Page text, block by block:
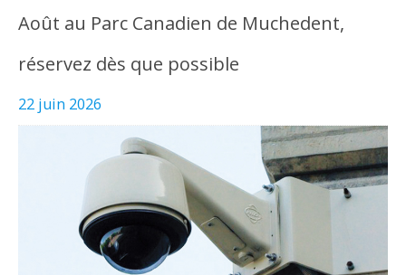
Août au Parc Canadien de Muchedent,
réservez dès que possible
22 juin 2026